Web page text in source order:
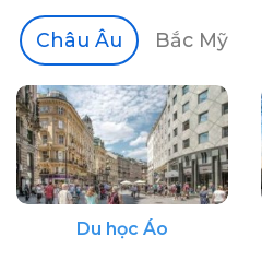
Châu Âu Bắc Mỹ
Du học Áo